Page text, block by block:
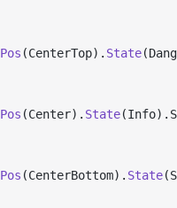
Pos (CenterTop). State
Pos (Center). State
Pos (CenterBottom). State